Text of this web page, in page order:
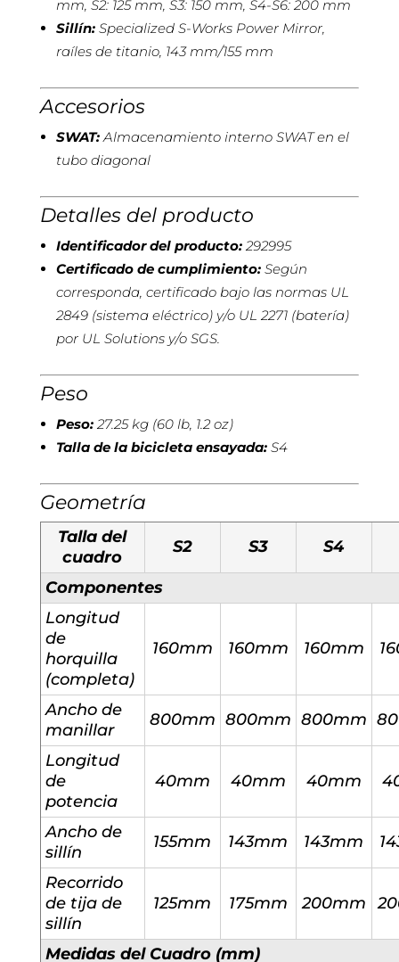
mm, S2: 125 mm, S3: 150 mm, S4-S6: 200 mm
Sillín:Specialized S-Works Power Mirror,
raíles de titanio, 143 mm/155 mm
Accesorios
SWAT:Almacenamiento interno SWAT en el
tubo diagonal
Detalles del producto
Identificador del producto:292995
Certificado de cumplimiento:Según
corresponda, certificado bajo las normas UL
2849 (sistema eléctrico) y/o UL 2271 (batería)
por UL Solutions y/o SGS.
Peso
Peso:27.25 kg (60 lb, 1.2 oz)
Talla de la bicicleta ensayada:S4
Geometría
Talla del
cuadro
S2 S3 S4
Componentes
Longitud
de
horquilla
(completa)
160mm 160mm 160mm
Ancho de
manillar
800mm 800mm 800mm
Longitud
de
potencia
40mm 40mm 40mm
Ancho de
sillín
155mm 143mm 143mm
Recorrido
de tija de
sillín
125mm 175mm 200mm
Medidas del Cuadro (mm)